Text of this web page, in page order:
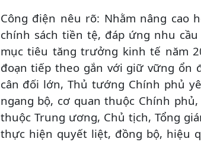
Công điện nêu rõ: Nhằm nâng cao
chính sách tiền tệ, đáp ứng nhu
mục tiêu tăng trưởng kinh tế năm
đoạn tiếp theo gắn với giữ vững ổn
cân đối lớn, Thủ tướng Chính phủ
ngang bộ, cơ quan thuộc Chính
thuộc Trung ương, Chủ tịch, Tổng
thực hiện quyết liệt, đồng bộ, hiệu